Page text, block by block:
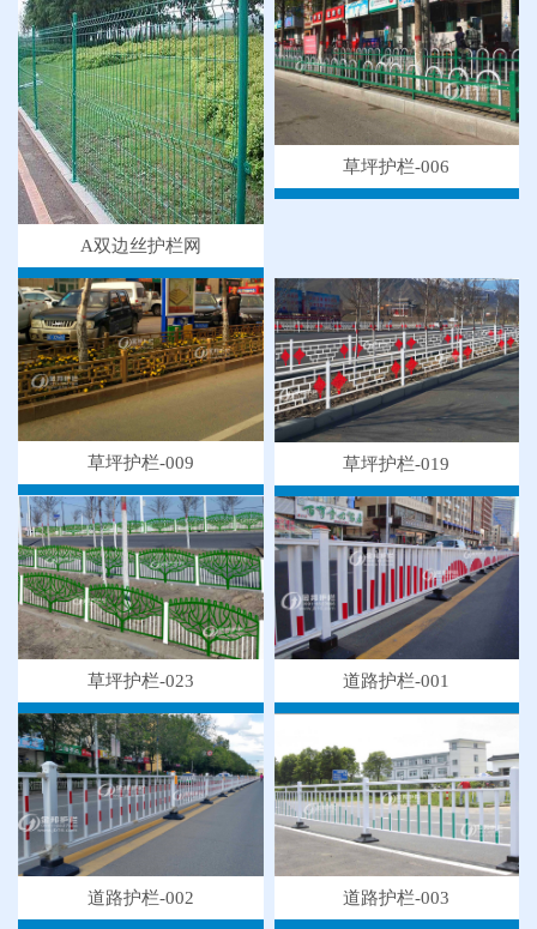
A双边丝护栏网
草坪护栏-006
草坪护栏-009 草坪护栏-019
草坪护栏-023 道路护栏-001
道路护栏-002 道路护栏-003